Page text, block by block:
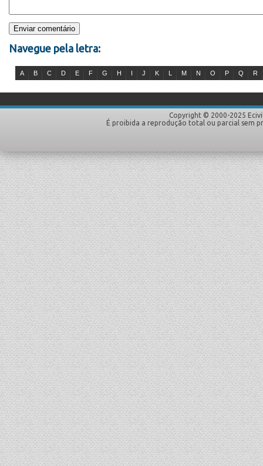
Navegue pela letra:
A B C D E F G H I J K L M N O P Q R
Copyright © 2000-2025
É proibida a reprodução total ou parcial sem